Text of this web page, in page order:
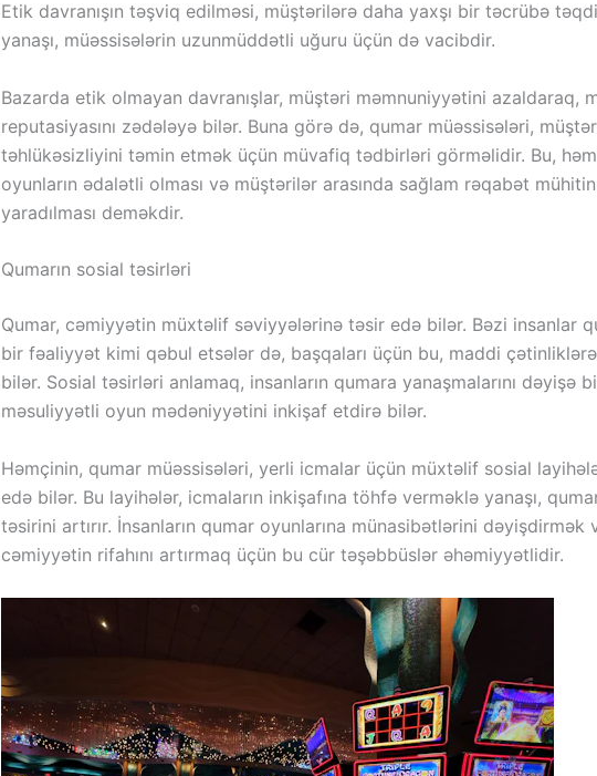
Etik davranışın təşviq edilməsi, müştərilərə daha yaxşı bir təcrübə
yanaşı, müəssisələrin uzunmüddətli uğuru üçün də vacibdir.
Bazarda etik olmayan davranışlar, müştəri məmnuniyyətini azaldaraq,
reputasiyasını zədələyə bilər. Buna görə də, qumar müəssisələri,
təhlükəsizliyini təmin etmək üçün müvafiq tədbirləri görməlidir. Bu,
oyunların ədalətli olması və müştərilər arasında sağlam rəqabət
yaradılması deməkdir.
Qumarın sosial təsirləri
Qumar, cəmiyyətin müxtəlif səviyyələrinə təsir edə bilər. Bəzi insanlar
bir fəaliyyət kimi qəbul etsələr də, başqaları üçün bu, maddi
bilər. Sosial təsirləri anlamaq, insanların qumara yanaşmalarını dəyişə
məsuliyyətli oyun mədəniyyətini inkişaf etdirə bilər.
Həmçinin, qumar müəssisələri, yerli icmalar üçün müxtəlif sosial
edə bilər. Bu layihələr, icmaların inkişafına töhfə verməklə yanaşı,
təsirini artırır. İnsanların qumar oyunlarına münasibətlərini dəyişdirmək
cəmiyyətin rifahını artırmaq üçün bu cür təşəbbüslər əhəmiyyətlidir.